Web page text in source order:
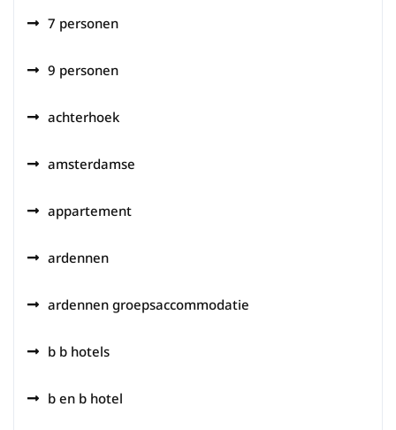
7 personen
9 personen
achterhoek
amsterdamse
appartement
ardennen
ardennen groepsaccommodatie
b b hotels
b en b hotel